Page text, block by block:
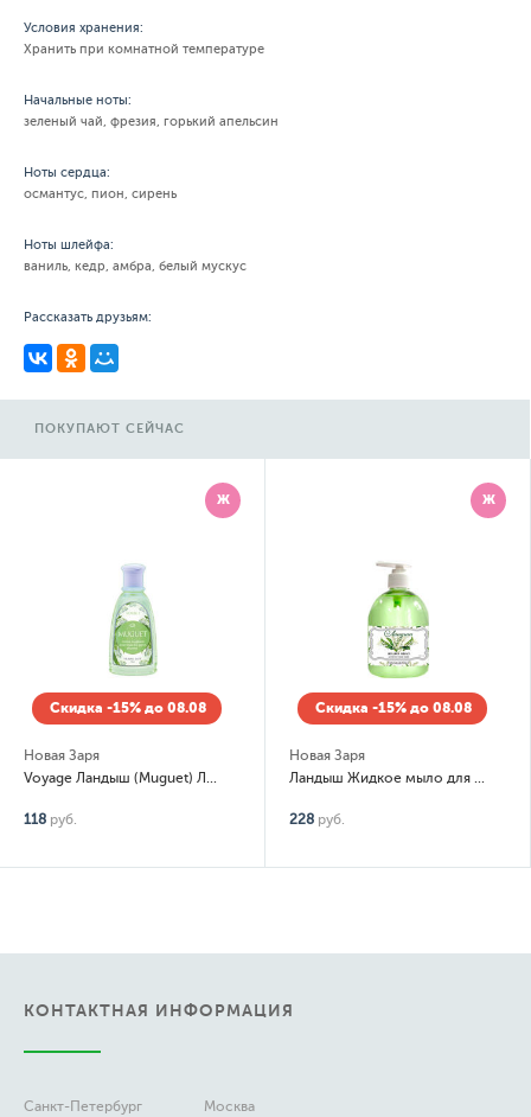
Условия хранения:
Хранить при комнатной температуре
Начальные ноты:
зеленый чай, фрезия, горький апельсин
Ноты сердца:
османтус, пион, сирень
Ноты шлейфа:
ваниль, кедр, амбра, белый мускус
Рассказать друзьям:
ПОКУПАЮТ СЕЙЧАС
Ж
Скидка -15% до 08.08
Новая Заря
Voyage Ландыш (Muguet) Лосьон тонизирующий для всех типов кожи
118 руб.
Ж
Скидка -15% до 08.08
Новая Заря
Ландыш Жидкое мыло для всех типов кожи
228 руб.
КОНТАКТНАЯ ИНФОРМАЦИЯ
Санкт-Петербург Москва